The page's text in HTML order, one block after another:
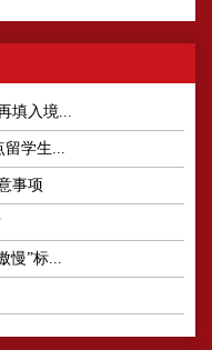
填入境...
学生...
事项
”标...